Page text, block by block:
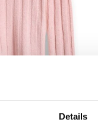
Details